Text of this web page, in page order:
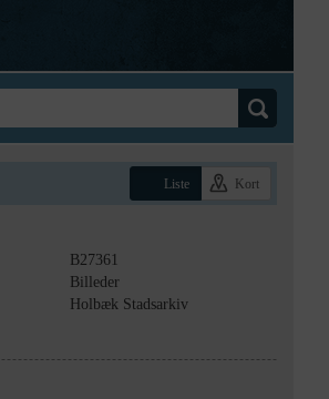
Liste Kort
B27361
Billeder
Holbæk Stadsarkiv